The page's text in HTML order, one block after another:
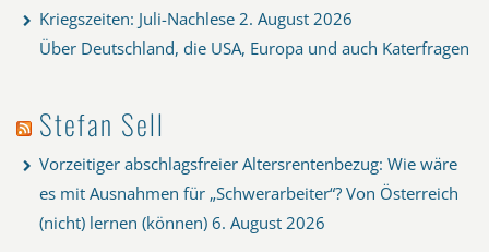
Kriegszeiten: Juli-Nachlese 2. August 2026
Über Deutschland, die USA, Europa und auch Katerfragen
Stefan Sell
Vorzeitiger abschlagsfreier Altersrentenbezug: Wie wäre
es mit Ausnahmen für „Schwerarbeiter“? Von Österreich
(nicht) lernen (können) 6. August 2026